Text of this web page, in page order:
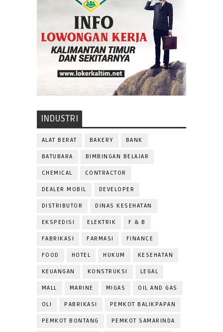
INDUSTRI
ALAT BERAT BAKERY BANK
BATUBARA BIMBINGAN BELAJAR
CHEMICAL CONTRACTOR
DEALER MOBIL DEVELOPER
DISTRIBUTOR DINAS KESEHATAN
EKSPEDISI ELEKTRIK F & B
FABRIKASI FARMASI FINANCE
FOOD HOTEL HUKUM KESEHATAN
KEUANGAN KONSTRUKSI LEGAL
MALL MARINE MIGAS OIL AND GAS
OLI PABRIKASI PEMKOT BALIKPAPAN
PEMKOT BONTANG PEMKOT SAMARINDA